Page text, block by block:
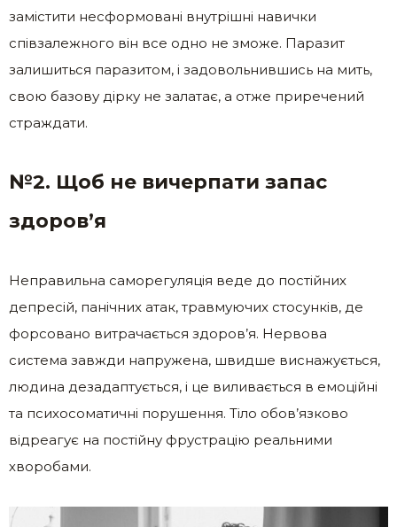
замістити несформовані внутрішні навички
співзалежного він все одно не зможе. Паразит
залишиться паразитом, і задовольнившись на мить,
свою базову дірку не залатає, а отже приречений
страждати.
№2. Щоб не вичерпати запас
здоров’я
Неправильна саморегуляція веде до постійних
депресій, панічних атак, травмуючих стосунків, де
форсовано витрачається здоров’я. Нервова
система завжди напружена, швидше виснажується,
людина дезадаптується, і це виливається в емоційні
та психосоматичні порушення. Тіло обов’язково
відреагує на постійну фрустрацію реальними
хворобами.